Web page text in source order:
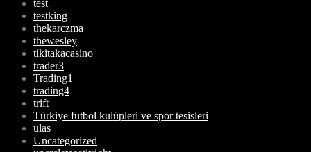
test
testking
thekarczma
thewesley
tikitakacasino
trader3
Trading1
trading4
trift
Türkiye futbol kulüpleri ve spor tesisleri
ulas
Uncategorized